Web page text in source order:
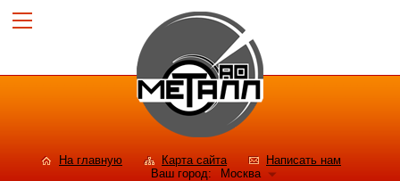
На главную Карта сайта
Написать нам
Ваш город:
Москва